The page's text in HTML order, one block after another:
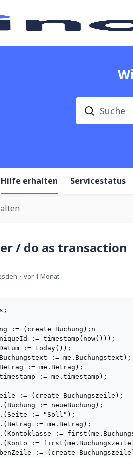
Suche
Hilfe erhalten Servicestatus
/ do as transaction
vor 1 Monat
:= (create Buchung);n
:= timestamp(now()));
:= today());
:= me.Buchungstext);
:= me.Betrag);
:= me.timestamp);
:= (create Buchungszeile);
:= neueBuchung);
:= "Soll");
:= me.Betrag);
:=
:=
:= (create